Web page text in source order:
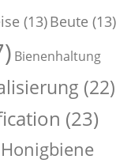
(13)Beute (13)
Bienenhaltung
(22)
(23)
Honigbiene